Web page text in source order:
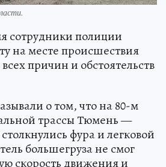
сотрудники полиции
на месте происшествия
причин и обстоятельств
о том, что на 80-м
трассы Тюмень —
фура и легковой
большегруза не смог
скорость движения и